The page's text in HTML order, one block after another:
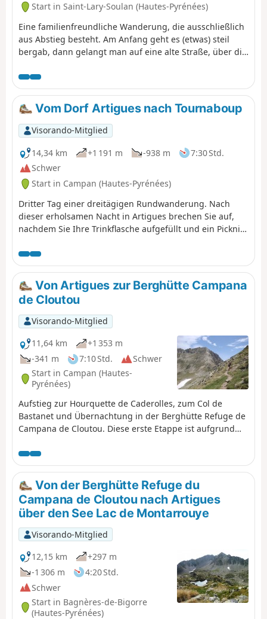
Start in Saint-Lary-Soulan (Hautes-Pyrénées)
Eine familienfreundliche Wanderung, die ausschließlich
aus Abstieg besteht. Am Anfang geht es (etwas) steil
bergab, dann gelangt man auf eine alte Straße, über die
gelangte. Planen Sie eine Fahrt mit der Seilbahn oder
Gondelbahn ein.
Vom Dorf Artigues nach Tournaboup
Visorando-Mitglied
14,34 km
+1 191 m -938 m
7:30 Std.
Schwer
Start in Campan (Hautes-Pyrénées)
Dritter Tag einer dreitägigen Rundwanderung. Nach
dieser erholsamen Nacht in Artigues brechen Sie auf,
nachdem Sie Ihre Trinkflasche aufgefüllt und ein Picknick
Rundwanderung angenehm ausklingen zu lassen,
nehmen Sie diesen Weg zwischen dem Col du Tourmalet
und dem Pic du Midi de Bigorre. Ein sehr schöner Weg,
mit dem Pic du Midi über unseren Köpfen. Rückweg im
Abstieg zum Parkplatz von Tournaboup.
Von Artigues zur Berghütte Campana
de Cloutou
Visorando-Mitglied
11,64 km
+1 353 m
-341 m
7:10 Std.
Schwer
Start in Campan (Hautes-
Pyrénées)
Aufstieg zur Hourquette de Caderolles, zum Col de
Bastanet und Übernachtung in der Berghütte Refuge de
Campana de Cloutou. Diese erste Etappe ist aufgrund
Von der Berghütte Refuge du
Campana de Cloutou nach Artigues
über den See Lac de Montarrouye
Visorando-Mitglied
12,15 km
+297 m
-1 306 m
4:20 Std.
Schwer
Start in Bagnères-de-Bigorre
(Hautes-Pyrénées)